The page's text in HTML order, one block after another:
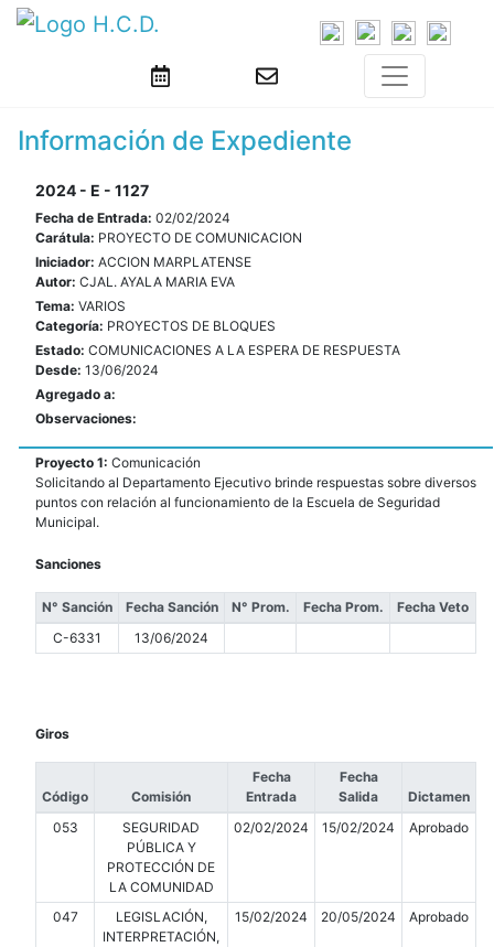
Información de Expediente
2024 - E - 1127
Fecha de Entrada: 02/02/2024
Carátula: PROYECTO DE COMUNICACION
Iniciador: ACCION MARPLATENSE
Autor: CJAL. AYALA MARIA EVA
Tema: VARIOS
Categoría: PROYECTOS DE BLOQUES
Estado: COMUNICACIONES A LA ESPERA DE RESPUESTA
Desde: 13/06/2024
Agregado a:
Observaciones:
Proyecto 1: Comunicación
Solicitando al Departamento Ejecutivo brinde respuestas sobre diversos
puntos con relación al funcionamiento de la Escuela de Seguridad
Municipal.
Sanciones
N° Sanción Fecha Sanción N° Prom. Fecha Prom.
Fecha Veto
C-6331
13/06/2024
Giros
Código Comisión
Fecha
Entrada
Fecha
Salida
Dictamen
053
SEGURIDAD
PÚBLICA Y
PROTECCIÓN DE
LA COMUNIDAD
02/02/2024 15/02/2024 Aprobado
047
LEGISLACIÓN,
INTERPRETACIÓN,
15/02/2024 20/05/2024 Aprobado